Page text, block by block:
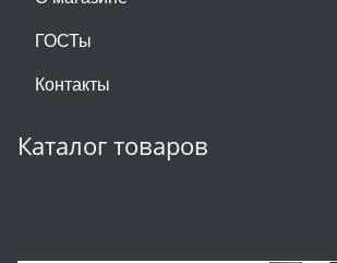
ГОСТы
Контакты
Каталог товаров